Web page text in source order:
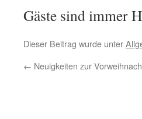
Gäste sind immer
Dieser Beitrag wurde unter
← Neuigkeiten zur